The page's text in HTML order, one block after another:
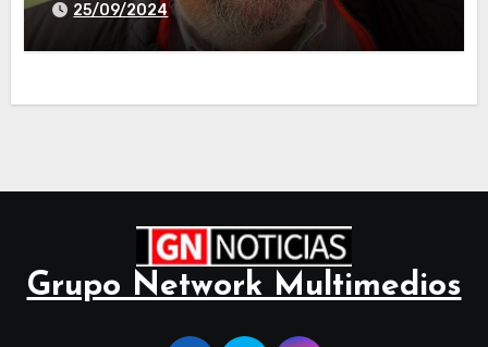
25/09/2024
Grupo Network Multimedios